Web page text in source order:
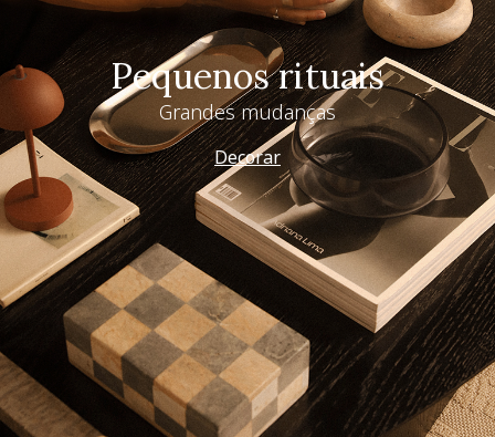
Pequenos rituais
Grandes mudanças
Decorar